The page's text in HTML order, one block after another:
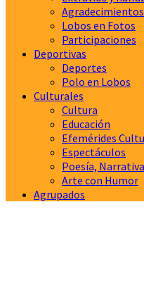
Lobos en Fotos
Participaciones
Deportivas
Deportes
Polo en Lobos
Culturales
Cultura
Educación
Efemérides
Espectáculos
Poesía,
Arte con Humor
Agrupados